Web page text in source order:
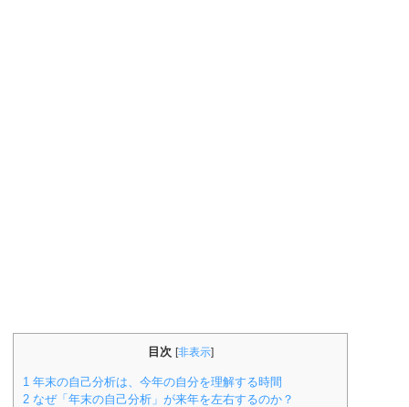
目次 [非表示]
1 年末の自己分析は、今年の自分を理解する時間
2 なぜ「年末の自己分析」が来年を左右するのか？